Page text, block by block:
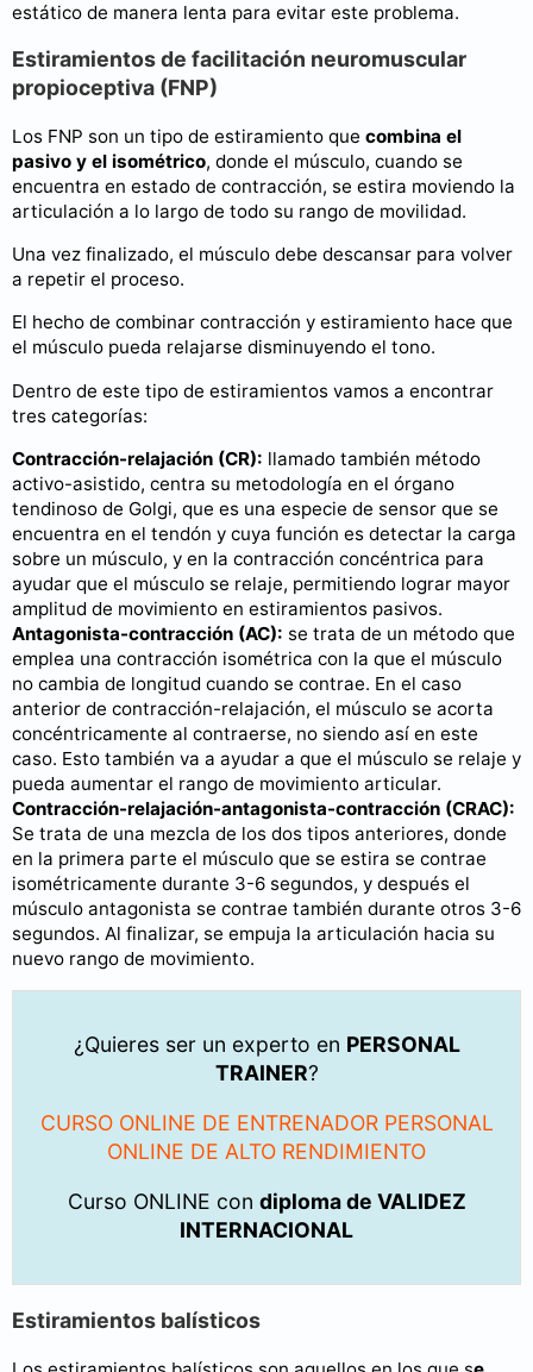
estático de manera lenta para evitar este problema.
Estiramientos de facilitación neuromuscular
propioceptiva (FNP)
Los FNP son un tipo de estiramiento que combina el
pasivo y el isométrico, donde el músculo, cuando se
encuentra en estado de contracción, se estira moviendo la
articulación a lo largo de todo su rango de movilidad.
Una vez finalizado, el músculo debe descansar para volver
a repetir el proceso.
El hecho de combinar contracción y estiramiento hace que
el músculo pueda relajarse disminuyendo el tono.
Dentro de este tipo de estiramientos vamos a encontrar
tres categorías:
Contracción-relajación (CR): llamado también método
activo-asistido, centra su metodología en el órgano
tendinoso de Golgi, que es una especie de sensor que se
encuentra en el tendón y cuya función es detectar la carga
sobre un músculo, y en la contracción concéntrica para
ayudar que el músculo se relaje, permitiendo lograr mayor
amplitud de movimiento en estiramientos pasivos.
Antagonista-contracción (AC): se trata de un método que
emplea una contracción isométrica con la que el músculo
no cambia de longitud cuando se contrae. En el caso
anterior de contracción-relajación, el músculo se acorta
concéntricamente al contraerse, no siendo así en este
caso. Esto también va a ayudar a que el músculo se relaje y
pueda aumentar el rango de movimiento articular.
Contracción-relajación-antagonista-contracción (CRAC):
Se trata de una mezcla de los dos tipos anteriores, donde
en la primera parte el músculo que se estira se contrae
isométricamente durante 3-6 segundos, y después el
músculo antagonista se contrae también durante otros 3-6
segundos. Al finalizar, se empuja la articulación hacia su
nuevo rango de movimiento.
¿Quieres ser un experto en PERSONAL
TRAINER?
CURSO ONLINE DE ENTRENADOR PERSONAL
ONLINE DE ALTO RENDIMIENTO
Curso ONLINE con diploma de VALIDEZ
INTERNACIONAL
Estiramientos balísticos